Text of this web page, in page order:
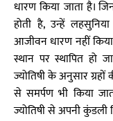
धारण किया जाता है।
होती है, उन्हें
आजीवन धारण नहीं
स्थान पर स्थापित हो
ज्योतिषी के अनुसार ग्रहों
से समर्पण भी किया
ज्योतिषी से अपनी कुंडली